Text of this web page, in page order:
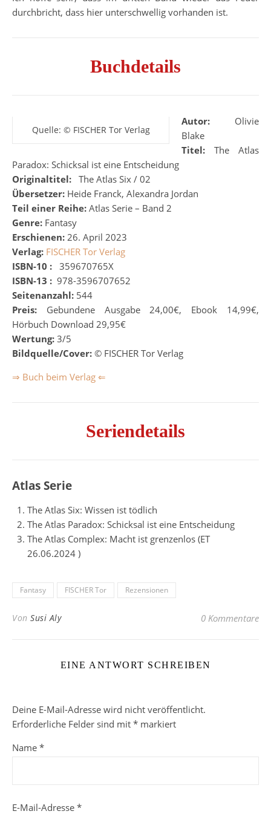
durchbricht, dass hier unterschwellig vorhanden ist.
Buchdetails
Quelle: © FISCHER Tor Verlag
Autor: Olivie
Blake
Titel: The Atlas
Paradox: Schicksal ist eine Entscheidung
Originaltitel: The Atlas Six / 02
Übersetzer: Heide Franck, Alexandra Jordan
Teil einer Reihe: Atlas Serie – Band 2
Genre: Fantasy
Erschienen: 26. April 2023
Verlag: FISCHER Tor Verlag
ISBN-10 : 359670765X
ISBN-13 : 978-3596707652
Seitenanzahl: 544
Preis: Gebundene Ausgabe 24,00€, Ebook 14,99€,
Hörbuch Download 29,95€
Wertung: 3/5
Bildquelle/Cover: © FISCHER Tor Verlag
⇒ Buch beim Verlag ⇐
Seriendetails
Atlas Serie
The Atlas Six: Wissen ist tödlich
The Atlas Paradox: Schicksal ist eine Entscheidung
The Atlas Complex: Macht ist grenzenlos (ET
26.06.2024 )
Fantasy FISCHER Tor Rezensionen
Von Susi Aly 0 Kommentare
EINE ANTWORT SCHREIBEN
Deine E-Mail-Adresse wird nicht veröffentlicht.
Erforderliche Felder sind mit * markiert
Name *
E-Mail-Adresse *